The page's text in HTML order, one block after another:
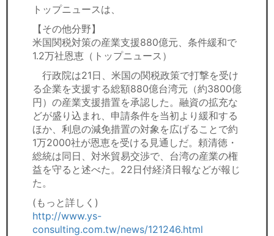
飲食店情報
トップニュースは、
【その他分野】
米国関税対策の産業支援880億元、条件緩和で
1.2万社恩恵（トップニュース）
行政院は21日、米国の関税政策で打撃を受け
る企業を支援する総額880億台湾元（約3800億
円）の産業支援措置を承認した。融資の拡充な
どが盛り込まれ、申請条件を当初より緩和する
ほか、利息の減免措置の対象を広げることで約
1万2000社が恩恵を受ける見通しだ。頼清徳・
総統は同日、対米貿易交渉で、台湾の産業の権
益を守ると述べた。22日付経済日報などが報じ
た。
(もっと詳しく)
http://www.ys-
consulting.com.tw/news/121246.html